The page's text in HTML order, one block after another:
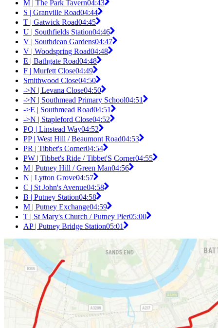
M | The Park Tavern04:43
S | Granville Road04:44
T | Gatwick Road04:45
U | Southfields Station04:46
V | Southdean Gardens04:47
V | Woodspring Road04:48
E | Bathgate Road04:48
F | Murfett Close04:49
Smithwood Close04:50
->N | Levana Close04:50
->N | Southmead Primary School04:51
->E | Southmead Road04:51
->N | Stapleford Close04:52
PQ | Linstead Way04:52
PP | West Hill / Beaumont Road04:53
PR | Tibbet's Corner04:54
PW | Tibbet's Ride / Tibbet'S Corner04:55
M | Putney Hill / Green Man04:56
N | Lytton Grove04:57
C | St John's Avenue04:58
B | Putney Station04:58
M | Putney Exchange04:59
T | St Mary's Church / Putney Pier05:00
AP | Putney Bridge Station05:01